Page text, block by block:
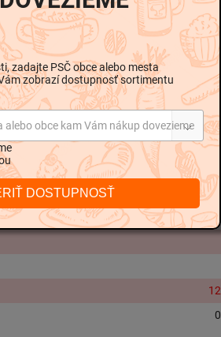
sušená pasterizovanávaječná
1 kg múky), kurkuma
hrubším písmom.
1644 kJ /
kyseliny
zadajte PSČ obce alebo mesta
zobrazí dostupnosť sortimentu
alebo obce kam Vám nákup dovezieme
DOSTUPNOSŤ